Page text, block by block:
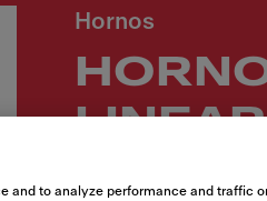
Hornos
Número de artículo
and to analyze performance and traffic